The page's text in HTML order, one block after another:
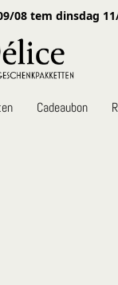
08 tem dinsdag
Cadeaubon